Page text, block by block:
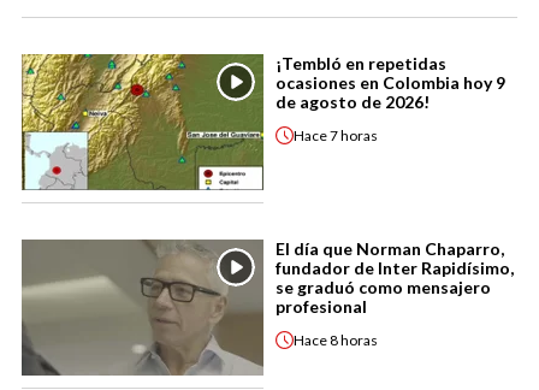
¡Tembló en repetidas
ocasiones en Colombia hoy 9
de agosto de 2026!
Hace7 horas
El día que Norman Chaparro,
fundador de Inter Rapidísimo,
se graduó como mensajero
profesional
Hace8 horas